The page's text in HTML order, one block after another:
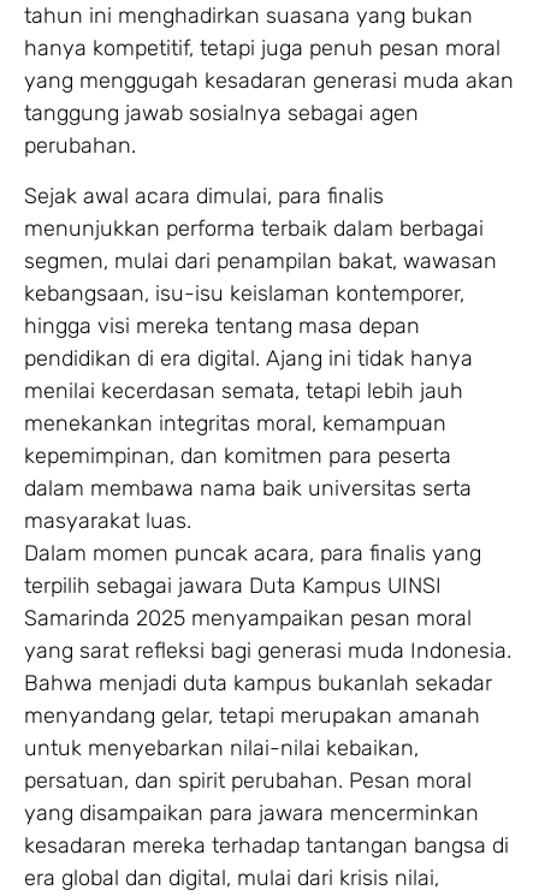
tahun ini menghadirkan suasana yang bukan
hanya kompetitif, tetapi juga penuh pesan moral
yang menggugah kesadaran generasi muda akan
tanggung jawab sosialnya sebagai agen
perubahan.
Sejak awal acara dimulai, para finalis
menunjukkan performa terbaik dalam berbagai
segmen, mulai dari penampilan bakat, wawasan
kebangsaan, isu-isu keislaman kontemporer,
hingga visi mereka tentang masa depan
pendidikan di era digital. Ajang ini tidak hanya
menilai kecerdasan semata, tetapi lebih jauh
menekankan integritas moral, kemampuan
kepemimpinan, dan komitmen para peserta
dalam membawa nama baik universitas serta
masyarakat luas.
Dalam momen puncak acara, para finalis yang
terpilih sebagai jawara Duta Kampus UINSI
Samarinda 2025 menyampaikan pesan moral
yang sarat refleksi bagi generasi muda Indonesia.
Bahwa menjadi duta kampus bukanlah sekadar
menyandang gelar, tetapi merupakan amanah
untuk menyebarkan nilai-nilai kebaikan,
persatuan, dan spirit perubahan. Pesan moral
yang disampaikan para jawara mencerminkan
kesadaran mereka terhadap tantangan bangsa di
era global dan digital, mulai dari krisis nilai,